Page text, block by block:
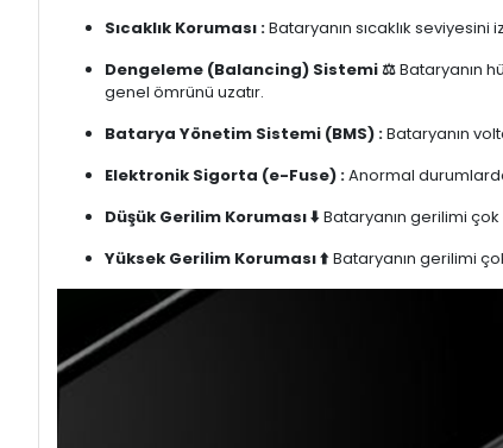
Sıcaklık Koruması :Bataryanın sıcaklık
Dengeleme (Balancing) Sistemi ⚖️Bataryanın
genel ömrünü uzatır.
Batarya Yönetim Sistemi (BMS) :Bataryanın
Elektronik Sigorta (e-Fuse) :Anormal
Düşük Gerilim Koruması ⬇️Bataryanın gerilimi
Yüksek Gerilim Koruması ⬆️Bataryanın gerilimi